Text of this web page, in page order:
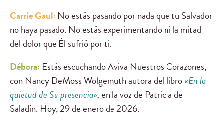
Carrie Gaul: No estás pasando por nada que tu Salvador
no haya pasado. No estás experimentando ni la mitad
del dolor que Él sufrió por ti.
Débora: Estás escuchando Aviva Nuestros Corazones,
con Nancy DeMoss Wolgemuth autora del libro«En la
quietud de Su presencia»,en la voz de Patricia de
Saladín. Hoy, 29 de enero de 2026.